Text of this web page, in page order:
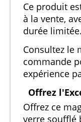
Ce produit
à la vente,
durée limitée.
Consultez le
commande
expérience
Offrez
Offrez ce
verre soufflé